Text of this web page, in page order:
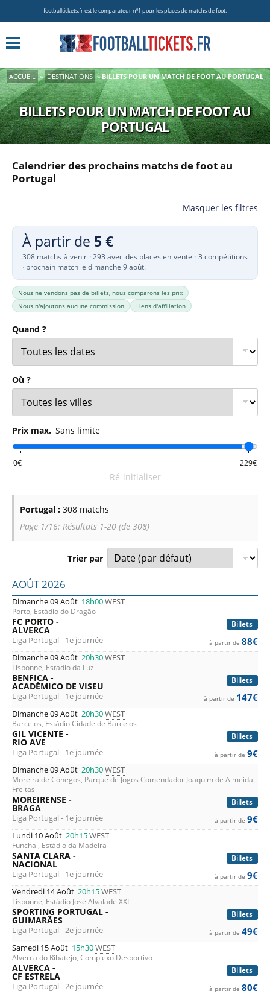
footballtickets.fr est le comparateur nº1 pour les places de matchs de foot.
ACCUEIL » DESTINATIONS »BILLETS POUR UN MATCH DE FOOT AU PORTUGAL
BILLETS POUR UN MATCH DE FOOT AU
PORTUGAL
Calendrier des prochains matchs de foot au
Portugal
Masquer les filtres
À partir de 5 €
308 matchs à venir · 293 avec des places en vente · 3 compétitions
· prochain match le dimanche 9 août.
Nous ne vendons pas de billets, nous comparons les prix
Nous n'ajoutons aucune commission
Liens d'affiliation
Quand ?
Où ?
Prix max. Sans limite
Ré-initialiser
Portugal : 308 matchs
Page 1/16: Résultats 1-20 (de 308)
Trier par
Liste des prochains matchs : Portugal. Colonne 1 :
AOÛT 2026
Dimanche 09 Août 18h00WEST
Porto, Estádio do Dragão
Billets
FC PORTO -
ALVERCA
Liga Portugal - 1e journée à partir de 88€
Dimanche 09 Août 20h30WEST
Lisbonne, Estadio da Luz
Billets
BENFICA -
ACADÉMICO DE VISEU
Liga Portugal - 1e journée à partir de 147€
Dimanche 09 Août 20h30WEST
Barcelos, Estádio Cidade de Barcelos
Billets
GIL VICENTE -
RIO AVE
Liga Portugal - 1e journée à partir de 9€
Dimanche 09 Août 20h30WEST
Moreira de Cónegos, Parque de Jogos Comendador Joaquim de Almeida
Freitas
Billets
MOREIRENSE -
BRAGA
Liga Portugal - 1e journée à partir de 9€
Lundi 10 Août 20h15WEST
Funchal, Estádio da Madeira
Billets
SANTA CLARA -
NACIONAL
Liga Portugal - 1e journée à partir de 9€
Vendredi 14 Août 20h15WEST
Lisbonne, Estádio José Alvalade XXI
Billets
SPORTING PORTUGAL -
GUIMARÃES
Liga Portugal - 2e journée à partir de 49€
Samedi 15 Août 15h30WEST
Alverca do Ribatejo, Complexo Desportivo
Billets
ALVERCA -
CF ESTRELA
Liga Portugal - 2e journée à partir de 80€